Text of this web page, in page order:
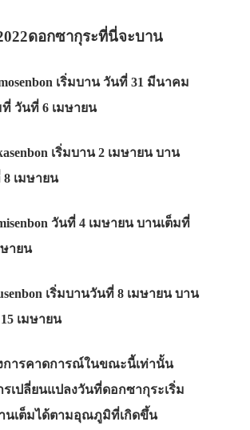
ดอกซากุระที่นี่จะบาน
เริ่มบาน วันที่ 31 มีนาคม
ที่ วันที่ 6 เมษายน
เริ่มบาน2 เมษายน บาน
8 เมษายน
วันที่ 4 เมษายน บานเต็มที่
ษายน
เริ่มบานวันที่ 8 เมษายน บาน
15 เมษายน
งการคาดการณ์ในขณะนี้เท่านั้น
รเปลี่ยนแปลงวันที่ดอกซากุระเริ่ม
นเต็มได้ตามอุณภูมิที่เกิดขึ้น
เที่ยวญี่ปุ่นด้ว
รถบัส
ทัวร์
VIDEO